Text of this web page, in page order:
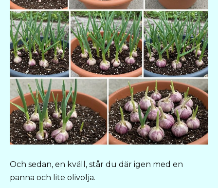
Och sedan, en kväll, står du där igen med en
panna och lite olivolja.